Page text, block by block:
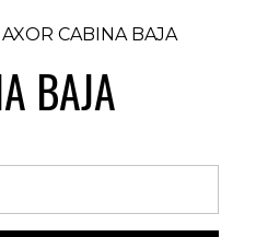
AXOR CABINA BAJA
BAJA